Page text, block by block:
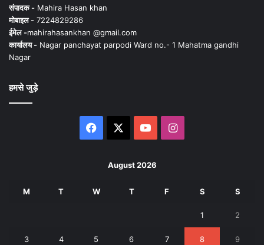
संपादक - Mahira Hasan khan
मोबाइल - 7224829286
ईमेल -mahirahasankhan @gmail.com
कार्यालय - Nagar panchayat parpodi Ward no.- 1 Mahatma gandhi
Nagar
हमसे जुड़े
Facebook YouTubeInstagram
August 2026
M T W T F S S
1 2
3 4 5 6 7 8 9